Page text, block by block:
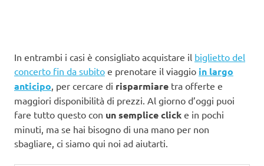
In entrambi i casi è consigliato acquistare il biglietto del
concerto fin da subito e prenotare il viaggio in largo
anticipo, per cercare di risparmiare tra offerte e
maggiori disponibilità di prezzi. Al giorno d’oggi puoi
fare tutto questo con un semplice click e in pochi
minuti, ma se hai bisogno di una mano per non
sbagliare, ci siamo qui noi ad aiutarti.